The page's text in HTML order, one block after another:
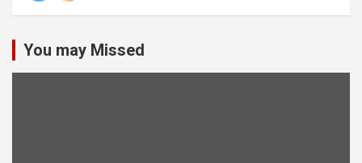
You may Missed